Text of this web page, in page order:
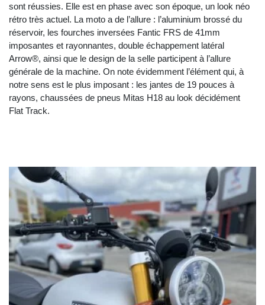
sont réussies. Elle est en phase avec son époque, un look néo
rétro très actuel. La moto a de l’allure : l’aluminium brossé du
réservoir, les fourches inversées Fantic FRS de 41mm
imposantes et rayonnantes, double échappement latéral
Arrow®, ainsi que le design de la selle participent à l’allure
générale de la machine. On note évidemment l’élément qui, à
notre sens est le plus imposant : les jantes de 19 pouces à
rayons, chaussées de pneus Mitas H18 au look décidément
Flat Track.